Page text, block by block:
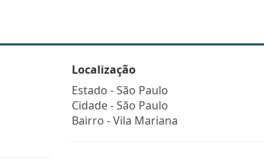
Localização
Estado -São Paulo
Cidade -São Paulo
Bairro -Vila Mariana